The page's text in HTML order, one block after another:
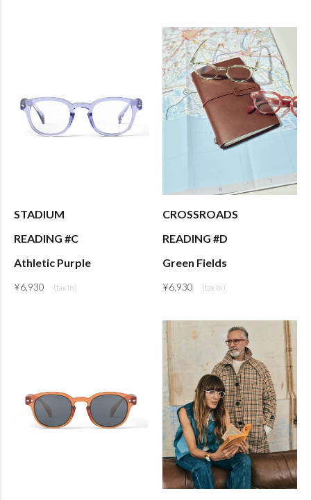
STADIUM
READING #C
Athletic Purple
¥6,930
CROSSROADS
READING #D
Green Fields
¥6,930